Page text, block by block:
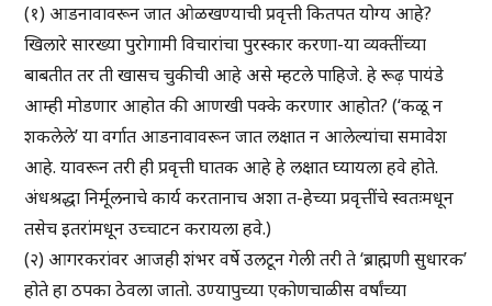
(१) आडनावावरून जात ओळखण्याची प्रवृत्ती कितपत योग्य आहे?
खिलारे सारख्या पुरोगामी विचारांचा पुरस्कार करणा-या व्यक्तींच्या
बाबतीत तर ती खासच चुकीची आहे असे म्हटले पाहिजे. हे रूढ़ पायंडे
आम्ही मोडणार आहोत की आणखी पक्के करणार आहोत? (‘कळू न
शकलेले’ या वर्गात आडनावावरून जात लक्षात न आलेल्यांचा समावेश
आहे. यावरून तरी ही प्रवृत्ती घातक आहे हे लक्षात घ्यायला हवे होते.
अंधश्रद्धा निर्मूलनाचे कार्य करतानाच अशा त-हेच्या प्रवृत्तींचे स्वतःमधून
तसेच इतरांमधून उच्चाटन करायला हवे.)
(२) आगरकरांवर आजही शंभर वर्षे उलटून गेली तरी ते ‘ब्राह्मणी सुधारक’
होते हा ठपका ठेवला जातो. उण्यापुच्या एकोणचाळीस वर्षांच्या